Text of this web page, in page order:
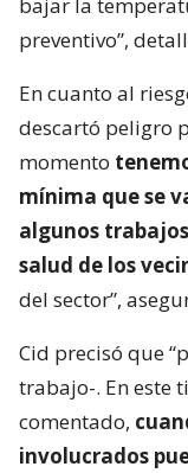
preventivo”,
En cuanto al
descartó peligro
momento
mínima que se
algunos trabajos
salud de los
del sector”,
Cid precisó que
trabajo-. En este
comentado,
involucrados